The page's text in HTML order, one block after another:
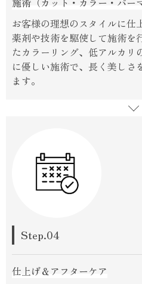
お客様の理想のスタイルに仕
薬剤や技術を駆使して施術を
たカラーリング、低アルカリ
に優しい施術で、長く美しさ
ます。
Step.04
仕上げ＆アフターケア